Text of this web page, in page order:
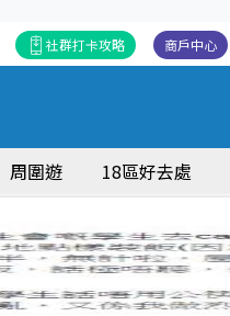
商戶中心
社群打卡攻略
周圍遊 18區好去處